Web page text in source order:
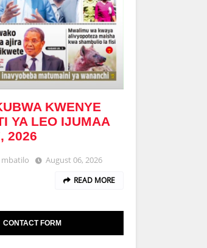
KWENYE
YA LEO IJUMAA
2026
August 06, 2026
READ MORE
CONTACT FORM